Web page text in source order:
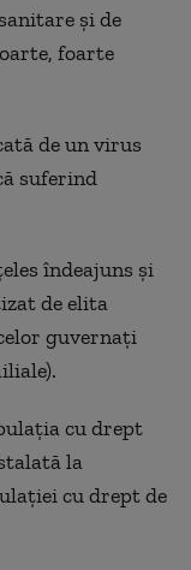
și de
foarte
de un virus
suferind
îndeajuns și
de elita
guvernați
cu drept
la
cu drept de